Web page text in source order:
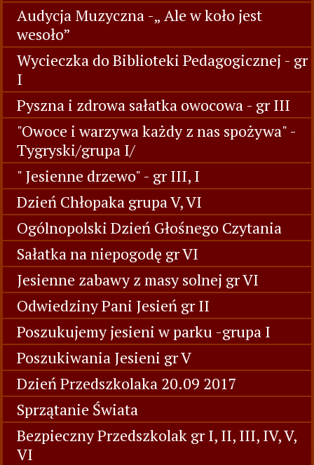
Audycja Muzyczna -„ Ale w koło jest
wesoło”
Wycieczka do Biblioteki Pedagogicznej - gr
I
Pyszna i zdrowa sałatka owocowa - gr III
"Owoce i warzywa każdy z nas spożywa" -
Tygryski/grupa I/
" Jesienne drzewo" - gr III, I
Dzień Chłopaka grupa V, VI
Ogólnopolski Dzień Głośnego Czytania
Sałatka na niepogodę gr VI
Jesienne zabawy z masy solnej gr VI
Odwiedziny Pani Jesień gr II
Poszukujemy jesieni w parku -grupa I
Poszukiwania Jesieni gr V
Dzień Przedszkolaka 20.09 2017
Sprzątanie Świata
Bezpieczny Przedszkolak gr I, II, III, IV, V,
VI